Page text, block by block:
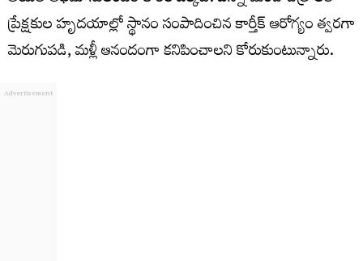
ప్రేక్షకుల హృదయాల్లో స్థానం సంపాదించిన కార్తీక్ ఆరోగ్యం త్వరగా
మెరుగుపడి, మళ్లీ ఆనందంగా కనిపించాలని కోరుకుంటున్నారు.